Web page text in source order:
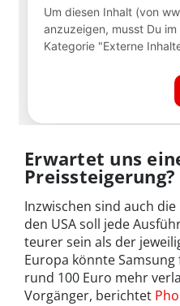
Erwartet uns
Preissteigerung?
Inzwischen sind auch
den USA soll jede
teurer sein als der
Europa könnte Samsung
rund 100 Euro mehr
Vorgänger, berichtet